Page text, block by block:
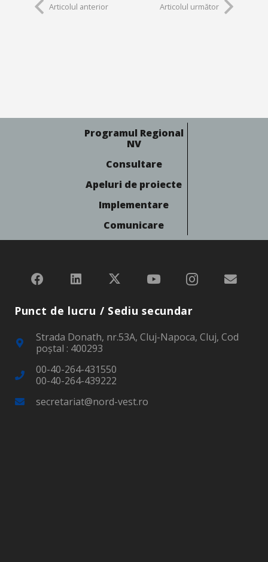
Articolul anterior Articolul următor
Programul Regional
NV
Consultare
Apeluri de proiecte
Implementare
Comunicare
Punct de lucru / Sediu secundar
Strada Donath, nr.53A, Cluj-Napoca, Cluj, Cod
poştal : 400293
00-40-264-431550
00-40-264-439222
secretariat@nord-vest.ro